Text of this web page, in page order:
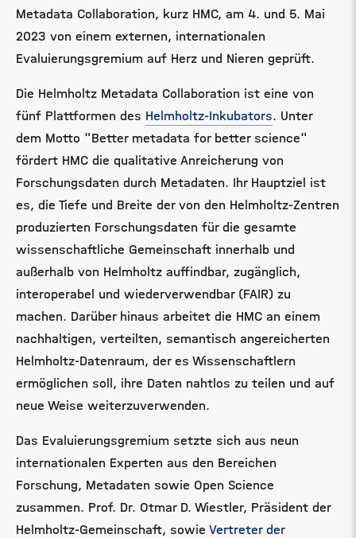
Metadata Collaboration, kurz HMC, am 4. und 5. Mai
2023 von einem externen, internationalen
Evaluierungsgremium auf Herz und Nieren geprüft.
Die Helmholtz Metadata Collaboration ist eine von
fünf Plattformen des Helmholtz-Inkubators. Unter
dem Motto "Better metadata for better science"
fördert HMC die qualitative Anreicherung von
Forschungsdaten durch Metadaten. Ihr Hauptziel ist
es, die Tiefe und Breite der von den Helmholtz-Zentren
produzierten Forschungsdaten für die gesamte
wissenschaftliche Gemeinschaft innerhalb und
außerhalb von Helmholtz auffindbar, zugänglich,
interoperabel und wiederverwendbar (FAIR) zu
machen. Darüber hinaus arbeitet die HMC an einem
nachhaltigen, verteilten, semantisch angereicherten
Helmholtz-Datenraum, der es Wissenschaftlern
ermöglichen soll, ihre Daten nahtlos zu teilen und auf
neue Weise weiterzuverwenden.
Das Evaluierungsgremium setzte sich aus neun
internationalen Experten aus den Bereichen
Forschung, Metadaten sowie Open Science
zusammen. Prof. Dr. Otmar D. Wiestler, Präsident der
Helmholtz-Gemeinschaft, sowie Vertreter der